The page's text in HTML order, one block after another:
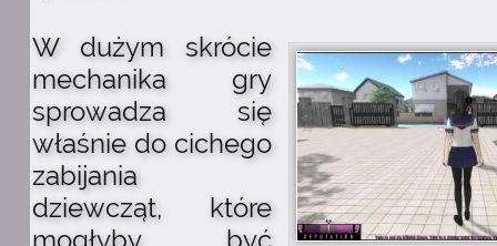
W dużym skrócie
mechanika gry
sprowadza się
właśnie do cichego
zabijania
dziewcząt, które